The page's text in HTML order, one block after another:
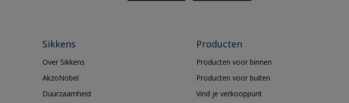
Sikkens
Over Sikkens
AkzoNobel
Duurzaamheid
Producten
Producten voor binnen
Producten voor buiten
Vind je verkooppunt